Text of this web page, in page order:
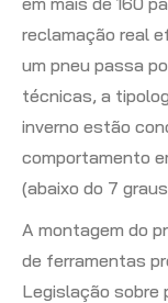
reclamação real
um pneu passa
técnicas, a
inverno estão
comportamento
(abaixo do 7
A montagem do
de ferramentas
Legislação sobre